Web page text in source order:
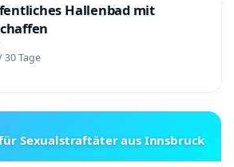
Hallenbad mit
Tage
Sexualstraftäter aus Innsbruck